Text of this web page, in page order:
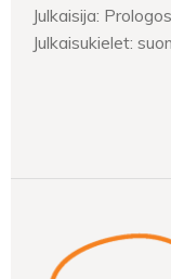
Julkaisija:
Julkaisukielet: